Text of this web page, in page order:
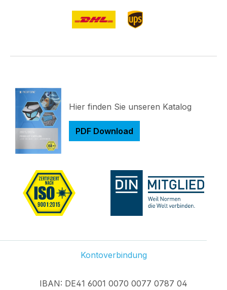
Hier finden Sie unseren Katalog
PDF Download
Kontoverbindung
IBAN: DE41 6001 0070 0077 0787 04